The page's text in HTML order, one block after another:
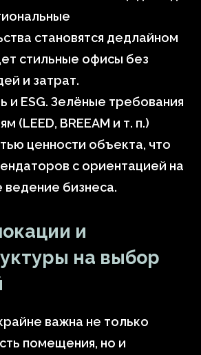
становятся дедлайном
стильные офисы без
и затрат.
и ESG. Зелёные требования
(LEED, BREEAM и т. п.)
ценности объекта, что
с ориентацией на
ведение бизнеса.
и
на выбор
важна не только
помещения, но и